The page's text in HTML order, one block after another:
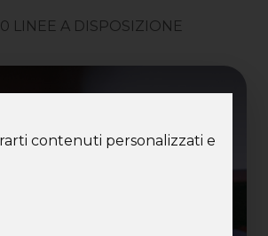
contenuti personalizzati e
LINEE A DISPOSIZIONE